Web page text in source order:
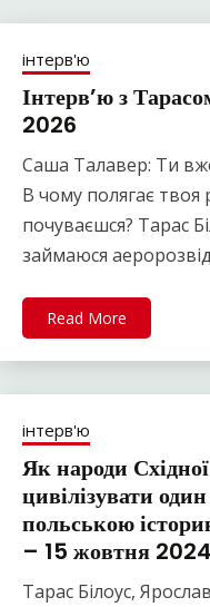
інтерв'ю
Інтерв’ю з
2026
Саша Талавер: Ти
В чому полягає твоя
почуваєшся? Тарас
займаюся
Read More
інтерв'ю
Як народи
цивілізувати
польською
– 15 жовтня 2024
Тарас Білоус,